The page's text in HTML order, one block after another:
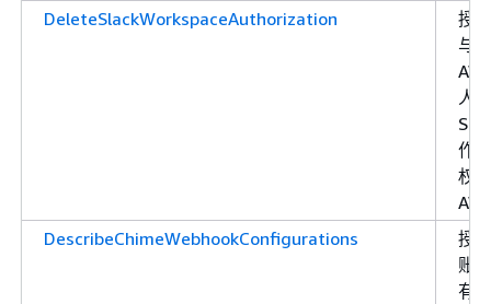
DeleteSlackWorkspaceAuthorization
授
与
人
作
权
DescribeChimeWebhookConfigurations
授
账
有